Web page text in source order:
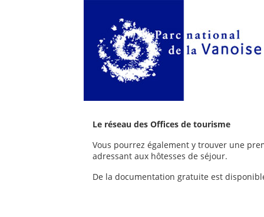
Le réseau des Offices de tourisme
Vous pourrez également y trouver une
adressant aux hôtesses de séjour.
De la documentation gratuite est